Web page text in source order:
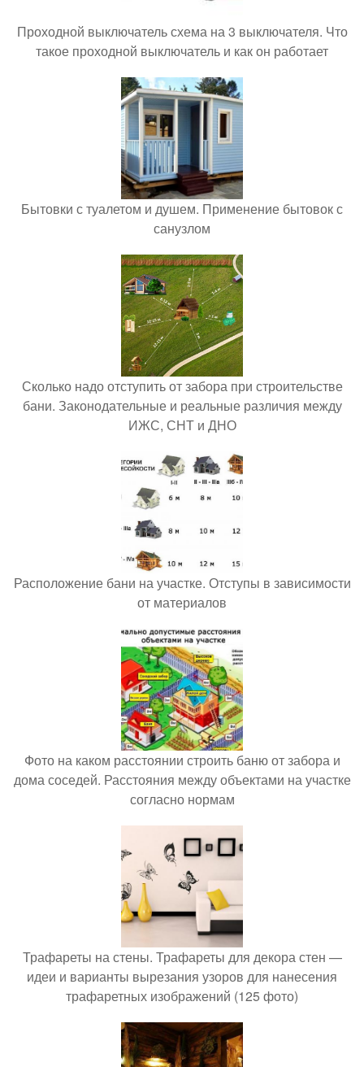
Проходной выключатель схема на 3 выключателя. Что
такое проходной выключатель и как он работает
Бытовки с туалетом и душем. Применение бытовок с
санузлом
Сколько надо отступить от забора при строительстве
бани. Законодательные и реальные различия между
ИЖС, СНТ и ДНО
Расположение бани на участке. Отступы в зависимости
от материалов
Фото на каком расстоянии строить баню от забора и
дома соседей. Расстояния между объектами на участке
согласно нормам
Трафареты на стены. Трафареты для декора стен —
идеи и варианты вырезания узоров для нанесения
трафаретных изображений (125 фото)